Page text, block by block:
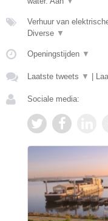
Verhuur van
Diverse ▼
Openingstijden ▼
Laatste tweets ▼
Sociale media: